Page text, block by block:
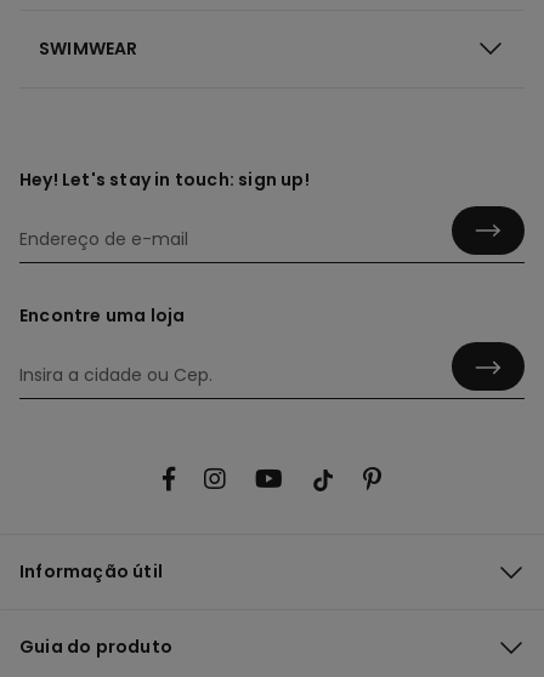
SWIMWEAR
Hey! Let's stay in touch: sign up!
Encontre uma loja
Informação útil
Guia do produto